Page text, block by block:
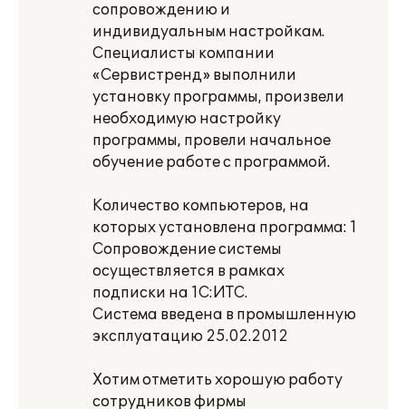
сопровождению и
индивидуальным настройкам.
Специалисты компании
«Сервистренд» выполнили
установку программы, произвели
необходимую настройку
программы, провели начальное
обучение работе с программой.
Количество компьютеров, на
которых установлена программа: 1
Сопровождение системы
осуществляется в рамках
подписки на 1С:ИТС.
Система введена в промышленную
эксплуатацию 25.02.2012
Хотим отметить хорошую работу
сотрудников фирмы